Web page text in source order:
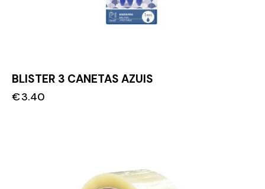
BLISTER 3 CANETAS AZUIS
€3.40